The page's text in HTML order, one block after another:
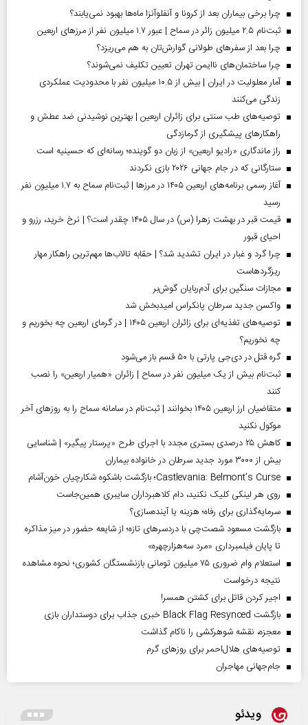
چرا برخی بیماران بعد از کرونا و آنفلوآنزا ماه‌ها بهبود نمی‌یابند؟
ثبت‌نام ۲.۵ میلیون زائر در سماح | عبور ۱.۷ میلیون نفر از مرز‌های اربعین
چرا بعد از سفرهای طولانی گوارش‌تان به هم می‌ریزد؟
چرا ساختمان‌های ناایمن تهران تعیین تکلیف نمی‌شوند؟
آمار معلولیت در ایران | بیش از ۱۰.۵ میلیون نفر با محدودیت عملکردی
زندگی می‌کنند
توصیه‌های طب سنتی برای زائران اربعین | بهترین نوشیدنی ضد عطش و
راهکارهای پیشگیری از گرمازدگی
راز ماندگاری «رادیو اربعین» از زبان دو گوینده؛ رسانه‌ای که حسینیه است
ستارگانی که در جام جهانی ۲۰۲۶ بازی نکردند
آغاز رسمی برنامه‌های اربعین ۱۴۰۵ در مرز‌ها | ثبت‌نام سماح به ۱.۷ میلیون نفر
رسید
قیمت قبر در بهشت زهرا (س) در سال ۱۴۰۵ چقدر است؟ | نرخ خرید، رزرو و
احیای قبور
چرا گرد و غبار در ایران تشدید شد؟ | حقابه تالاب‌ها مهم‌ترین راهکار مهار
ریزگردهاست
مجازات سنگین برای آدم‌ربایان گوش‌بر
واکسن جدید سرطان پانکراس امیدبخش شد
توصیه‌های تغذیه‌ای برای زائران اربعین ۱۴۰۵ | در گرمای اربعین چه بخوریم و
چه نخوریم؟
گره قتل در دی‌جی پارتی با ۵۰ قسم باز می‌شود
ثبت‌نام بیش از یک میلیون نفر در سماح | زائران «همیار اربعین» را نصب
کنند
متقاضیان ارز اربعین ۱۴۰۵ بخوانند | ثبت‌نام در سامانه سماح را به روز‌های آخر
موکول نکنید
کاهش ۲۵ درصدی بستری مجدد با اجرای طرح «پرستار پیگیر» | شناسایی
بیش از ۳۰۰۰ مورد جدید سرطان در خانواده بیماران
Castlevania: Belmont’s Curse؛ بازگشت باشکوه شکارچیان خون‌آشام
روی هر لینکی کلیک نکنید، دام کلاهبرداران سایبری همین‌جاست
سرمایه‌گذاری برای رفاه؛ هزینه یا آینده‌سازی؟
بازگشت مسعود شصت‌چی با دردسر‌های تازه؛ از شایعه حضور در میز مذاکره
تا پایان فیلمبرداری «مرد سه‌هزارچهره»
استعلام وام ضروری ۷۵ میلیون تومانی بازنشستگان کشوری؛ نحوه مشاهده
نتیجه درخواست
اجیر کردن قاتل برای کشتن همسر!
بازگشت Black Flag Resynced خبری جذاب برای دوستداران بازی
معجزه، نقشه شوهرکشی را ناکام گذاشت
توصیه‌های هلال‌احمر برای روز‌های گرم
جام‌جهانی مهاجران
ویدئو